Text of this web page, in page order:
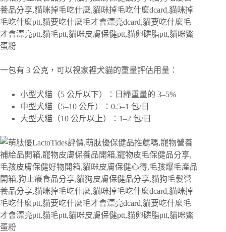
一包有 3 公克，可以視家裡犬貓的重量評估用量：
小型犬貓（5 公斤以下）：日糧重量的 3–5%
中型犬貓（5–10 公斤）：0.5–1 包/日
大型犬貓（10 公斤以上）：1–2 包/日